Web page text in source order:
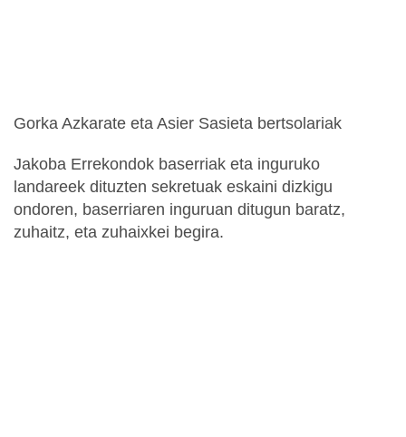
Gorka Azkarate eta Asier Sasieta bertsolariak
Jakoba Errekondok baserriak eta inguruko
landareek dituzten sekretuak eskaini dizkigu
ondoren, baserriaren inguruan ditugun baratz,
zuhaitz, eta zuhaixkei begira.